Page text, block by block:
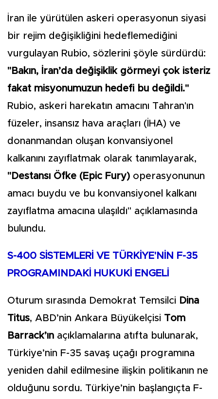
İran ile yürütülen askeri operasyonun siyasi
bir rejim değişikliğini hedeflemediğini
vurgulayan Rubio, sözlerini şöyle sürdürdü:
"Bakın, İran’da değişiklik görmeyi çok isteriz
fakat misyonumuzun hedefi bu değildi."
Rubio, askeri harekatın amacını Tahran'ın
füzeler, insansız hava araçları (İHA) ve
donanmandan oluşan konvansiyonel
kalkanını zayıflatmak olarak tanımlayarak,
"Destansı Öfke (Epic Fury) operasyonunun
amacı buydu ve bu konvansiyonel kalkanı
zayıflatma amacına ulaşıldı" açıklamasında
bulundu.
S-400 SİSTEMLERİ VE TÜRKİYE'NİN F-35
PROGRAMINDAKİ HUKUKİ ENGELİ
Oturum sırasında Demokrat Temsilci Dina
Titus, ABD’nin Ankara Büyükelçisi Tom
Barrack’ın açıklamalarına atıfta bulunarak,
Türkiye’nin F-35 savaş uçağı programına
yeniden dahil edilmesine ilişkin politikanın ne
olduğunu sordu. Türkiye’nin başlangıçta F-